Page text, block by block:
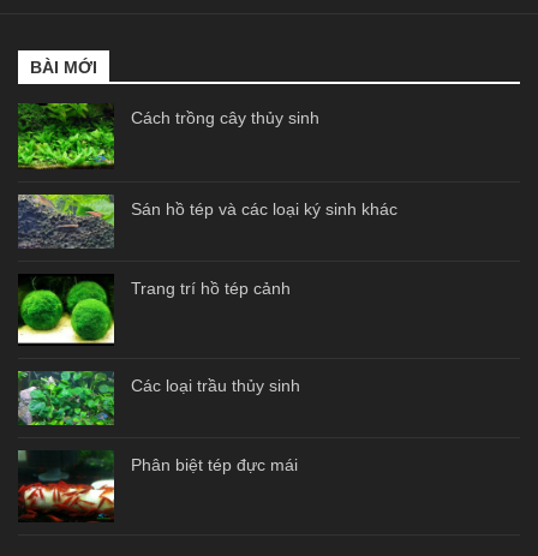
BÀI MỚI
Cách trồng cây thủy sinh
Sán hồ tép và các loại ký sinh khác
Trang trí hồ tép cảnh
Các loại trầu thủy sinh
Phân biệt tép đực mái